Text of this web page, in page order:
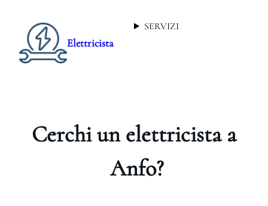
Elettricista
SERVIZI
Cerchi un elettricista a
Anfo?